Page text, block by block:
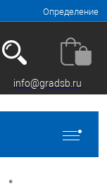
Определение
info@gradsb.ru
•